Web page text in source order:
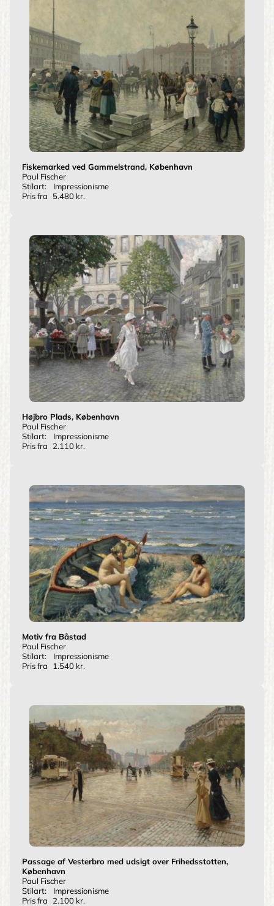
Fiskemarked ved Gammelstrand, København
Paul Fischer
Stilart:
Impressionisme
Pris fra
5.480 kr.
Højbro Plads, København
Paul Fischer
Stilart:
Impressionisme
Pris fra
2.110 kr.
Motiv fra Båstad
Paul Fischer
Stilart:
Impressionisme
Pris fra
1.540 kr.
Passage af Vesterbro med udsigt over Frihedsstotten,
København
Paul Fischer
Stilart:
Impressionisme
Pris fra
2.100 kr.